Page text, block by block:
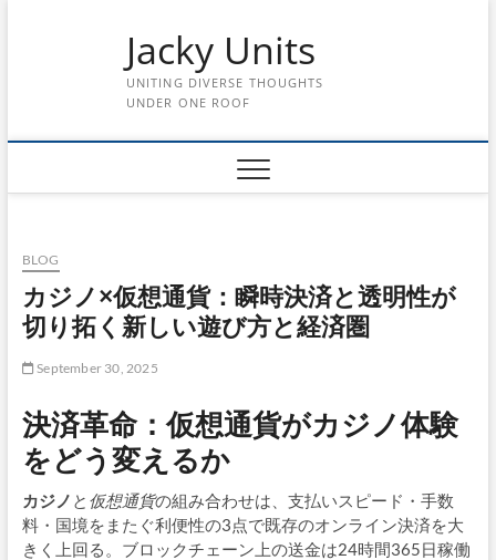
Jacky Units
UNITING DIVERSE THOUGHTS
UNDER ONE ROOF
BLOG
カジノ×仮想通貨：瞬時決済と透明性が
切り拓く新しい遊び方と経済圏
September 30, 2025
決済革命：仮想通貨がカジノ体験
をどう変えるか
カジノ と 仮想通貨の組み合わせは、支払いスピード・手数
料・国境をまたぐ利便性の3点で既存のオンライン決済を大
きく上回る。ブロックチェーン上の送金は24時間365日稼働